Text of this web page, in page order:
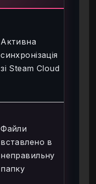
Активна
синхронізація
зі Steam Cloud
Файли
вставлено в
неправильну
папку